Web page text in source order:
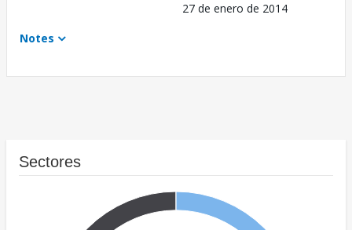
27 de enero de 2014
Notes
Sectores